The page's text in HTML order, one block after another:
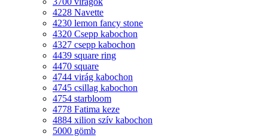
4228 Navette
4230 lemon fancy stone
4320 Csepp kabochon
4327 csepp kabochon
4439 square ring
4470 square
4744 virág kabochon
4745 csillag kabochon
4754 starbloom
4778 Fatima keze
4884 xilion szív kabochon
5000 gömb